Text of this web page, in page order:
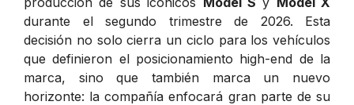
durante el segundo trimestre de 2026. Esta
decisión no solo cierra un ciclo para los vehículos
que definieron el posicionamiento high-end de la
marca, sino que también marca un nuevo
horizonte: la compañía enfocará gran parte de su